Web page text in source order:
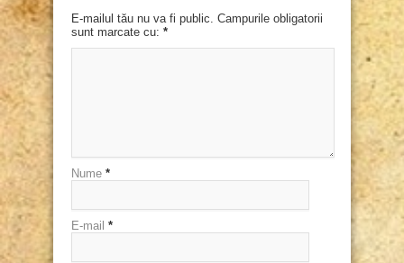
E-mailul tău nu va fi public. Campurile obligatorii
sunt marcate cu: *
Nume *
E-mail *